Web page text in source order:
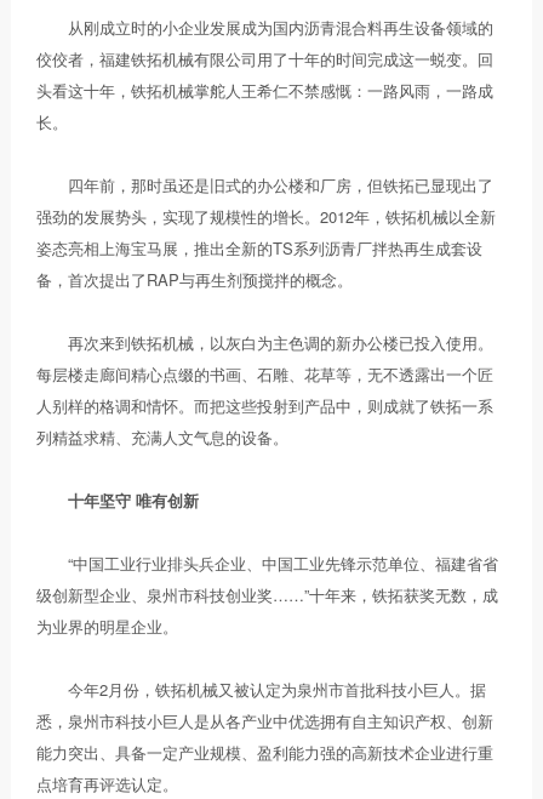
研发实力
组织结构
RAP破碎筛分设备
PLB系列（成品仓旁置）
YLB系列（移动式）
TSE环保型厂拌热再生成套设备
满意度调查
从刚成立时的小企业发展成为国内沥青混合料再生设备领域的
佼佼者，福建铁拓机械有限公司用了十年的时间完成这一蜕变。回
头看这十年，铁拓机械掌舵人王希仁不禁感慨：一路风雨，一路成
长。
四年前，那时虽还是旧式的办公楼和厂房，但铁拓已显现出了
强劲的发展势头，实现了规模性的增长。2012年，铁拓机械以全新
姿态亮相上海宝马展，推出全新的TS系列沥青厂拌热再生成套设
备，首次提出了RAP与再生剂预搅拌的概念。
再次来到铁拓机械，以灰白为主色调的新办公楼已投入使用。
每层楼走廊间精心点缀的书画、石雕、花草等，无不透露出一个匠
人别样的格调和情怀。而把这些投射到产品中，则成就了铁拓一系
列精益求精、充满人文气息的设备。
十年坚守 唯有创新
“中国工业行业排头兵企业、中国工业先锋示范单位、福建省省
级创新型企业、泉州市科技创业奖……”十年来，铁拓获奖无数，成
为业界的明星企业。
今年2月份，铁拓机械又被认定为泉州市首批科技小巨人。据
悉，泉州市科技小巨人是从各产业中优选拥有自主知识产权、创新
能力突出、具备一定产业规模、盈利能力强的高新技术企业进行重
点培育再评选认定。